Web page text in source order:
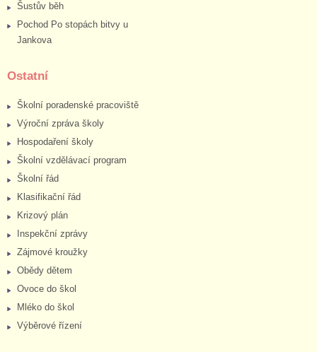
Šustův běh
Pochod Po stopách bitvy u
Jankova
Ostatní
Školní poradenské pracoviště
Výroční zpráva školy
Hospodaření školy
Školní vzdělávací program
Školní řád
Klasifikační řád
Krizový plán
Inspekční zprávy
Zájmové kroužky
Obědy dětem
Ovoce do škol
Mléko do škol
Výběrové řízení